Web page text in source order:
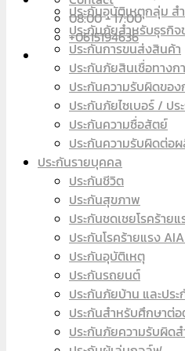
08:00 - 17:00
+0615194636
ประกันอุบัติเหตุกลุ่ม ส
ประกันภัยสำหรับธุรกิ
ประกันการขนส่งสินค้า
ประกันภัยสินเชื่อทางก
ประกันความรับผิดของ
ประกันภัยไซเบอร์ / ป
ประกันความซื่อสัตย์
ประกันความรับผิดต่
ประกันรายบุคคล
ประกันชีวิต
ประกันสุขภาพ
ประกันชดเชยโรคร้ายแ
ประกันโรคร้ายแรง
ประกันอุบัติเหตุ
ประกันรถยนต์
ประกันภัยบ้าน และปร
ประกันสำหรับศึกษาต่อ
ประกันภัยความรับผิด